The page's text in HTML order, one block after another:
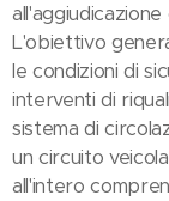
L'obiettivo
le condizioni di
interventi di
sistema di
un circuito
all'intero